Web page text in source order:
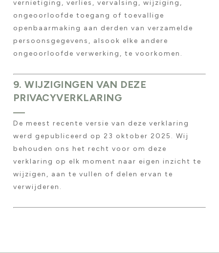
vernietiging, verlies, vervalsing, wijziging,
ongeoorloofde toegang of toevallige
openbaarmaking aan derden van verzamelde
persoonsgegevens, alsook elke andere
ongeoorloofde verwerking, te voorkomen.
9. WIJZIGINGEN VAN DEZE
PRIVACYVERKLARING
De meest recente versie van deze verklaring
werd gepubliceerd op 23 oktober 2025. Wij
behouden ons het recht voor om deze
verklaring op elk moment naar eigen inzicht te
wijzigen, aan te vullen of delen ervan te
verwijderen.